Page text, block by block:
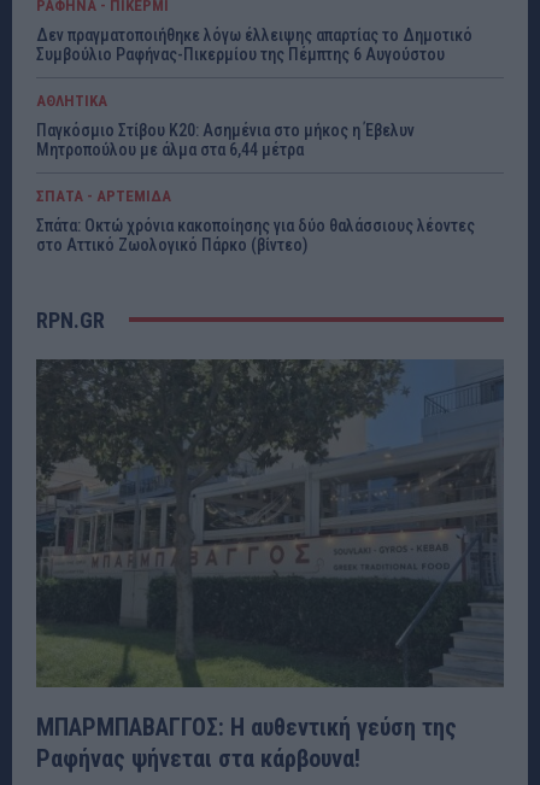
ΡΑΦΗΝΑ - ΠΙΚΕΡΜΙ
Δεν πραγματοποιήθηκε λόγω έλλειψης απαρτίας το Δημοτικό
Συμβούλιο Ραφήνας-Πικερμίου της Πέμπτης 6 Αυγούστου
ΑΘΛΗΤΙΚΑ
Παγκόσμιο Στίβου Κ20: Ασημένια στο μήκος η Έβελυν
Μητροπούλου με άλμα στα 6,44 μέτρα
ΣΠΑΤΑ - ΑΡΤΕΜΙΔΑ
Σπάτα: Οκτώ χρόνια κακοποίησης για δύο θαλάσσιους λέοντες
στο Αττικό Ζωολογικό Πάρκο (βίντεο)
RPN.GR
ΜΠΑΡΜΠΑΒΑΓΓΟΣ: Η αυθεντική γεύση της
Ραφήνας ψήνεται στα κάρβουνα!